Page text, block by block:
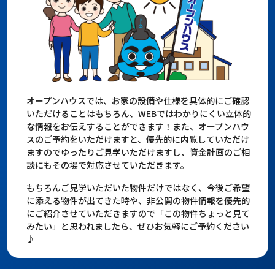
オープンハウスでは、お家の設備や仕様を具体的にご確認
いただけることはもちろん、WEBではわかりにくい立体的
な情報をお伝えすることができます！また、オープンハウ
スのご予約をいただけますと、優先的に内覧していただけ
ますのでゆったりご見学いただけますし、資金計画のご相
談にもその場で対応させていただきます。
もちろんご見学いただいた物件だけではなく、今後ご希望
に添える物件が出てきた時や、非公開の物件情報を優先的
にご紹介させていただきますので「この物件ちょっと見て
みたい」と思われましたら、ぜひお気軽にご予約ください
♪